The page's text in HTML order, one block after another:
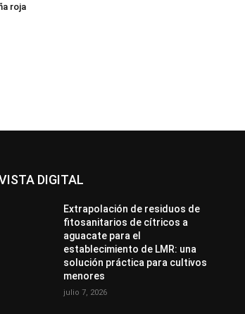
roja
DIGITAL
Extrapolación de residuos de
fitosanitarios de cítricos a
aguacate para el
establecimiento de LMR: una
solución práctica para cultivos
menores
julio 7, 2026